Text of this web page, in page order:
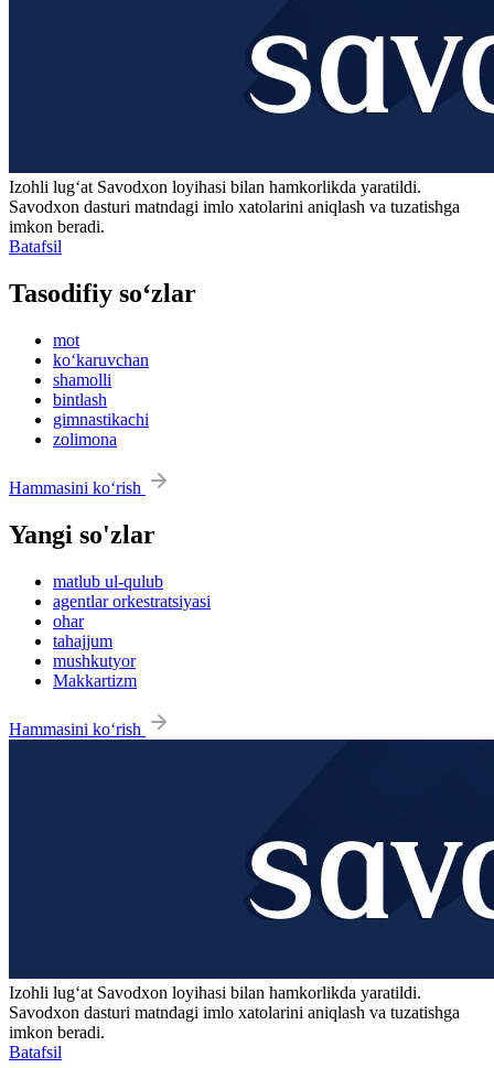
Izohli lugʻat Savodxon loyihasi bilan hamkorlikda yaratildi.
Savodxon dasturi matndagi imlo xatolarini aniqlash va tuzatishga
imkon beradi.
Batafsil
Tasodifiy so‘zlar
mot
ko‘karuvchan
shamolli
bintlash
gimnastikachi
zolimona
Hammasini ko‘rish
Yangi so'zlar
matlub ul-qulub
agentlar orkestratsiyasi
ohar
tahajjum
mushkutyor
Makkartizm
Hammasini ko‘rish
Izohli lugʻat Savodxon loyihasi bilan hamkorlikda yaratildi.
Savodxon dasturi matndagi imlo xatolarini aniqlash va tuzatishga
imkon beradi.
Batafsil